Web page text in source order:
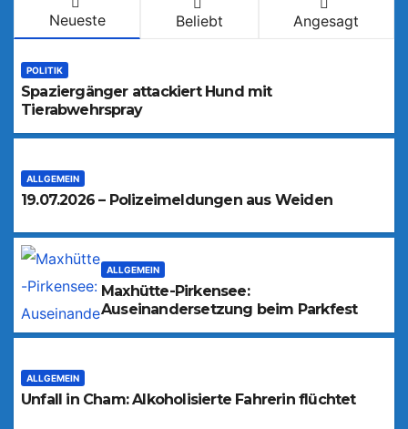
Neueste Beliebt Angesagt
POLITIK
Spaziergänger attackiert Hund mit
Tierabwehrspray
ALLGEMEIN
19.07.2026 – Polizeimeldungen aus Weiden
ALLGEMEIN
Maxhütte-Pirkensee:
Auseinandersetzung beim Parkfest
ALLGEMEIN
Unfall in Cham: Alkoholisierte Fahrerin flüchtet